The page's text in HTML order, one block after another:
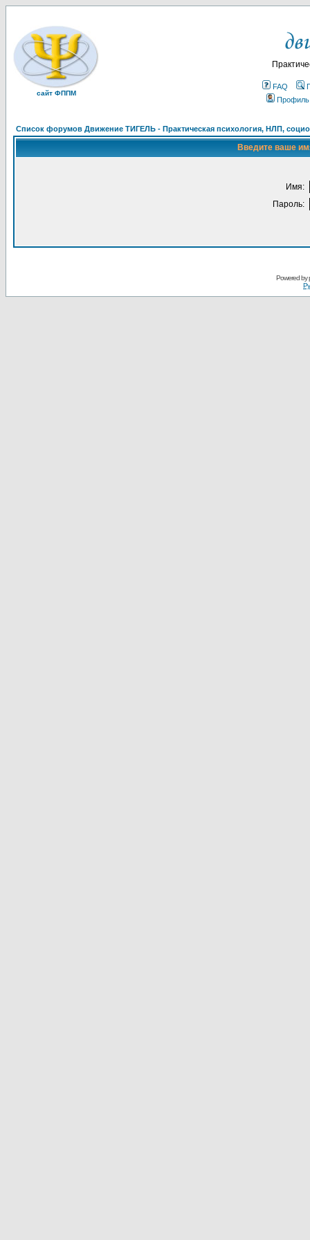
сайт ФППМ
FAQ
Профиль
Список форумов Движение ТИГЕЛЬ - Практическая психология, НЛП,
Введите ваше
Имя:
Пароль:
Powered by